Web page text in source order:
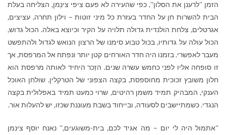
הזמן ''לרענן את הסלון'', כפי שהעירה לא פעם ציפי צינְמן, הצליחה בעלת
הבית להשרות חן על החדר בעזרת כל מיני זוטות – וילון תחרה, עציצים,
אגרטלים, צלחת הולנדית גדולה תלויה על הקיר וכיוצא באלה. הכול גדוש,
הכול עולה על גדותיו, בכול טבוע סימנו של הרצון הנואש לגדול ולהתפשט
מעבר לאפשרי. בזמנו היה חדר האורחים קטן יותר ונפתח אל המרפסת, אך
זו סופחה אליו לפני כחמש עשרה שנים. הזֵכר היחיד לאותה מרפסת הוא
חלון משובץ זכוכית מחוספסת, בקצה הצפוני של הטרקלין. שולחן האוכל
הענקי, המבהיק תמיד משמן רהיטים, שרוי כמעט תמיד באפלולית בקצה
הנגדי. כשמתיישבים לסעודה, ובייחוד בשבת מעוננת שכזו, יש להעלות אור.
''אתמול היה לי יום – מה אגיד לכם, בית-משוגעים,'' נאנח יוסף צינמן